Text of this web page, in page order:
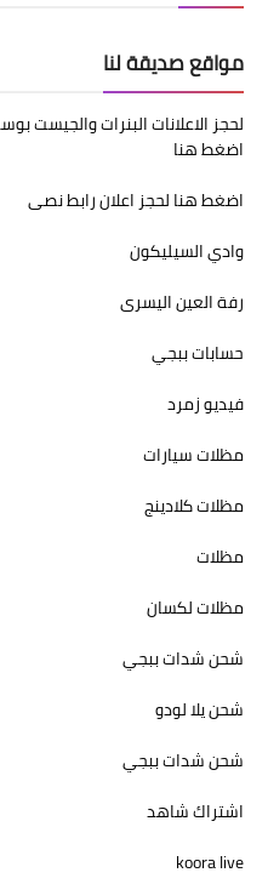
مواقع صديقة لنا
اضغط هنا
اضغط هنا لحجز اعلان رابط نصى
وادي السيليكون
رفة العين اليسرى
حسابات ببجي
فيديو زمرد
مظلات سيارات
مظلات كلادينج
مظلات
مظلات لكسان
شحن شدات ببجي
شحن يلا لودو
شحن شدات ببجي
اشتراك شاهد
koora live